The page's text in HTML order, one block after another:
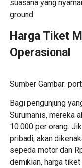
suasana yang
ground.
Harga Tiket
Operasional
Sumber Gambar:
Bagi pengunjung
Surumanis, mereka
10.000 per orang.
pribadi, akan
sepeda motor dan
demikian, harga